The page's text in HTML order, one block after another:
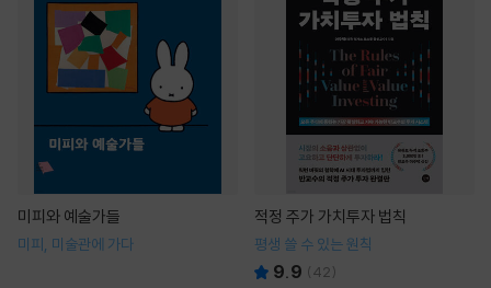
미피와 예술가들
미피, 미술관에 가다
적정 주가 가치투자 법칙
평생 쓸 수 있는 원칙
9.9 (42)